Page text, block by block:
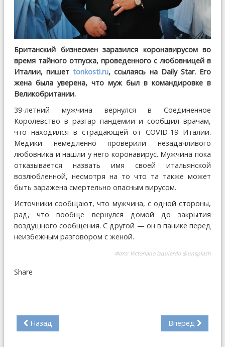
Британский бизнесмен заразился коронавирусом во
время тайного отпуска, проведенного с любовницей в
Италии, пишетtonkosti.ru, ссылаясь на Daily Star. Его
жена была уверена, что муж был в командировке в
Великобритании.
39-летний мужчина вернулся в Соединенное
Королевство в разгар пандемии и сообщил врачам,
что находился в страдающей от COVID-19 Италии.
Медики немедленно проверили незадачливого
любовника и нашли у него коронавирус. Мужчина пока
отказывается назвать имя своей итальянской
возлюбленной, несмотря на то что та также может
быть заражена смертельно опасным вирусом.
Источники сообщают, что мужчина, с одной стороны,
рад, что вообще вернулся домой до закрытия
воздушного сообщения. С другой — он в панике перед
неизбежным разговором с женой.
Фото: Victoriano Izquierdo@unsplash
Share
Назад Вперед